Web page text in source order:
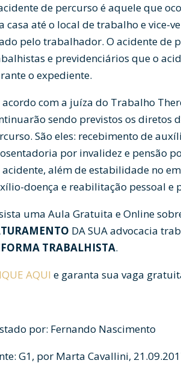
de percurso é aquele que
casa até o local de trabalho e vice-
pelo trabalhador. O acidente de
e previdenciários que o
o expediente.
acordo com a juíza do Trabalho
sendo previstos os diretos
São eles: recebimento de
por invalidez e pensão
além de estabilidade no
doença e reabilitação pessoal e
uma Aula Gratuita e Online
DA SUA advocacia
TRABALHISTA.
AQUI e garanta sua vaga
por: Fernando Nascimento
G1, por Marta Cavallini,